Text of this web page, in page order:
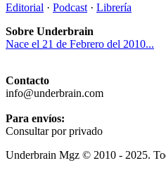
Editorial · Podcast · Librería
Sobre Underbrain
Nace el 21 de Febrero del 2010...
Contacto
info@underbrain.com
Para envíos:
Consultar por privado
Underbrain Mgz © 2010 - 2025.